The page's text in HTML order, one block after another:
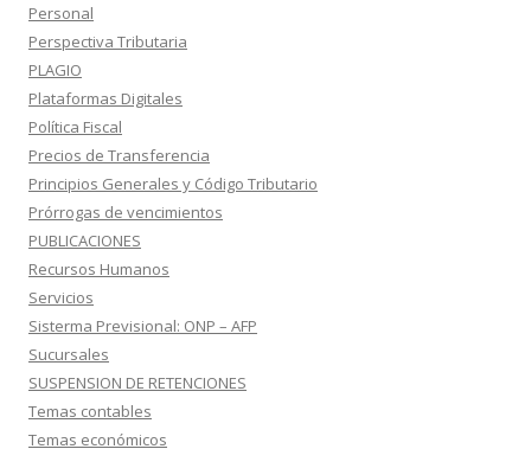
Personal
Perspectiva Tributaria
PLAGIO
Plataformas Digitales
Política Fiscal
Precios de Transferencia
Principios Generales y Código Tributario
Prórrogas de vencimientos
PUBLICACIONES
Recursos Humanos
Servicios
Sisterma Previsional: ONP – AFP
Sucursales
SUSPENSION DE RETENCIONES
Temas contables
Temas económicos